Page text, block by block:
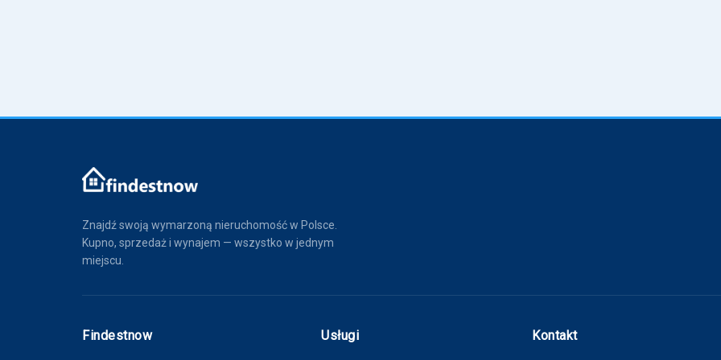
Znajdź swoją wymarzoną nieruchomość w Polsce.
Kupno, sprzedaż i wynajem — wszystko w jednym
miejscu.
Findestnow Usługi Kontakt